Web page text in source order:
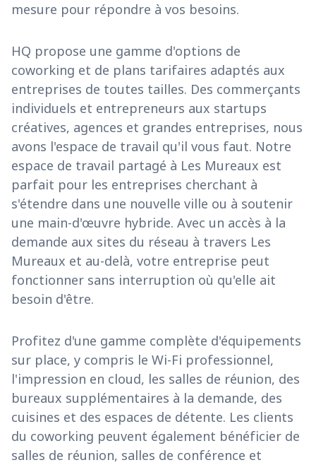
mesure pour répondre à vos besoins.
HQ propose une gamme d'options de
coworking et de plans tarifaires adaptés aux
entreprises de toutes tailles. Des commerçants
individuels et entrepreneurs aux startups
créatives, agences et grandes entreprises, nous
avons l'espace de travail qu'il vous faut. Notre
espace de travail partagé à Les Mureaux est
parfait pour les entreprises cherchant à
s'étendre dans une nouvelle ville ou à soutenir
une main-d'œuvre hybride. Avec un accès à la
demande aux sites du réseau à travers Les
Mureaux et au-delà, votre entreprise peut
fonctionner sans interruption où qu'elle ait
besoin d'être.
Profitez d'une gamme complète d'équipements
sur place, y compris le Wi-Fi professionnel,
l'impression en cloud, les salles de réunion, des
bureaux supplémentaires à la demande, des
cuisines et des espaces de détente. Les clients
du coworking peuvent également bénéficier de
salles de réunion, salles de conférence et